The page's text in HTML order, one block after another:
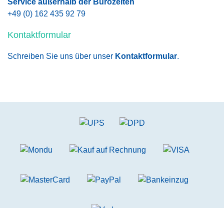
Service außerhalb der Bürozeiten
+49 (0) 162 435 92 79
Kontaktformular
Schreiben Sie uns über unser Kontaktformular.